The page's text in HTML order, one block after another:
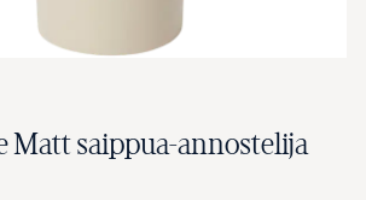
Matt saippua-annostelija